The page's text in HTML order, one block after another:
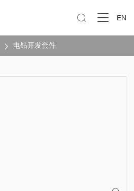
 EN
电钻开发套件